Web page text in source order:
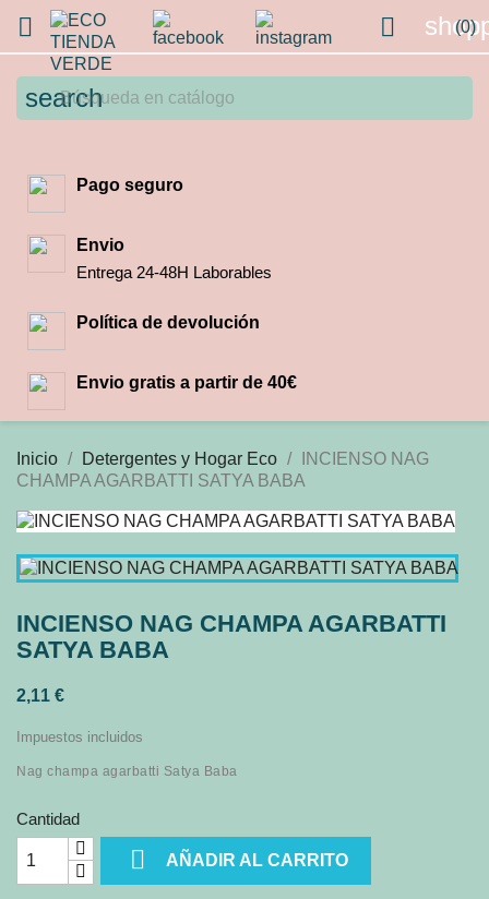
 (0)

search
Pago seguro
Envio
Entrega 24-48H Laborables
Política de devolución
Envio gratis a partir de 40€
Inicio Detergentes y Hogar Eco
INCIENSO NAG
CHAMPA AGARBATTI SATYA BABA
INCIENSO NAG CHAMPA AGARBATTI
SATYA BABA
2,11 €
Impuestos incluidos
Nag champa agarbatti Satya Baba
Cantidad
 AÑADIR AL CARRITO